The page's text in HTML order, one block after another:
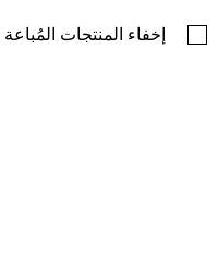
إخفاء المنتجات المُباعة